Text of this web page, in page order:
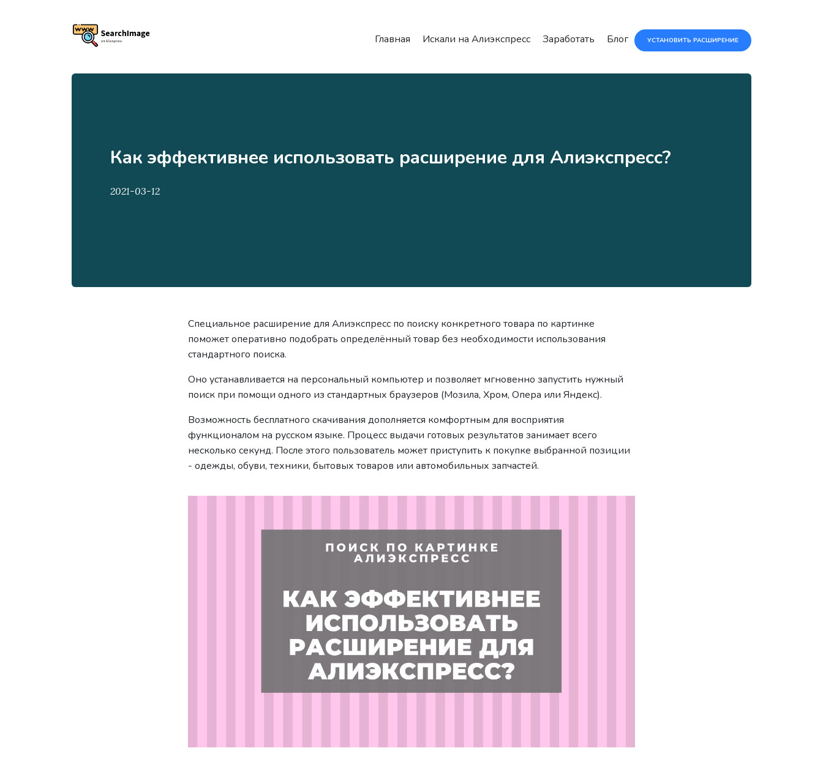
УСТАНОВИТЬ РАСШИРЕНИЕ
Главная Искали на Алиэкспресс Заработать Блог
Как эффективнее использовать расширение для Алиэкспресс?
2021-03-12
Специальное расширение для Алиэкспресс по поиску конкретного товара по картинке
поможет оперативно подобрать определённый товар без необходимости использования
стандартного поиска.
Оно устанавливается на персональный компьютер и позволяет мгновенно запустить нужный
поиск при помощи одного из стандартных браузеров (Мозила, Хром, Опера или Яндекс).
Возможность бесплатного скачивания дополняется комфортным для восприятия
функционалом на русском языке. Процесс выдачи готовых результатов занимает всего
несколько секунд. После этого пользователь может приступить к покупке выбранной позиции
- одежды, обуви, техники, бытовых товаров или автомобильных запчастей.